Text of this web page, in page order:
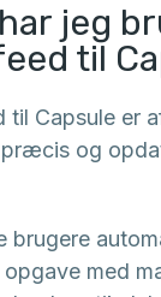
jeg
til
til Capsule er
og
brugere
med